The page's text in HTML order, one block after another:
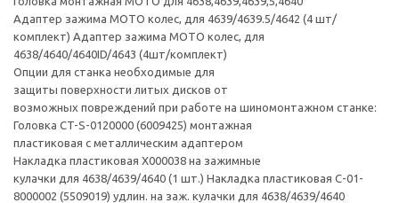
Адаптер зажима МОТО колес, для 4639/4639.5/4642 (4 шт/
комплект) Адаптер зажима МОТО колес, для
4638/4640/4640ID/4643 (4шт/комплект)
Опции для станка необходимые для
защиты поверхности литых дисков от
возможных повреждений при работе на шиномонтажном станке:
Головка CT-S-0120000 (6009425) монтажная
пластиковая с металлическим адаптером
Накладка пластиковая X000038 на зажимные
кулачки для 4638/4639/4640 (1 шт.) Накладка пластиковая C-01-
8000002 (5509019) удлин. на заж. кулачки для 4638/4639/4640